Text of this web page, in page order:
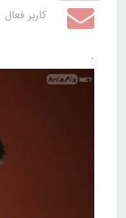
کاربر فعال
.